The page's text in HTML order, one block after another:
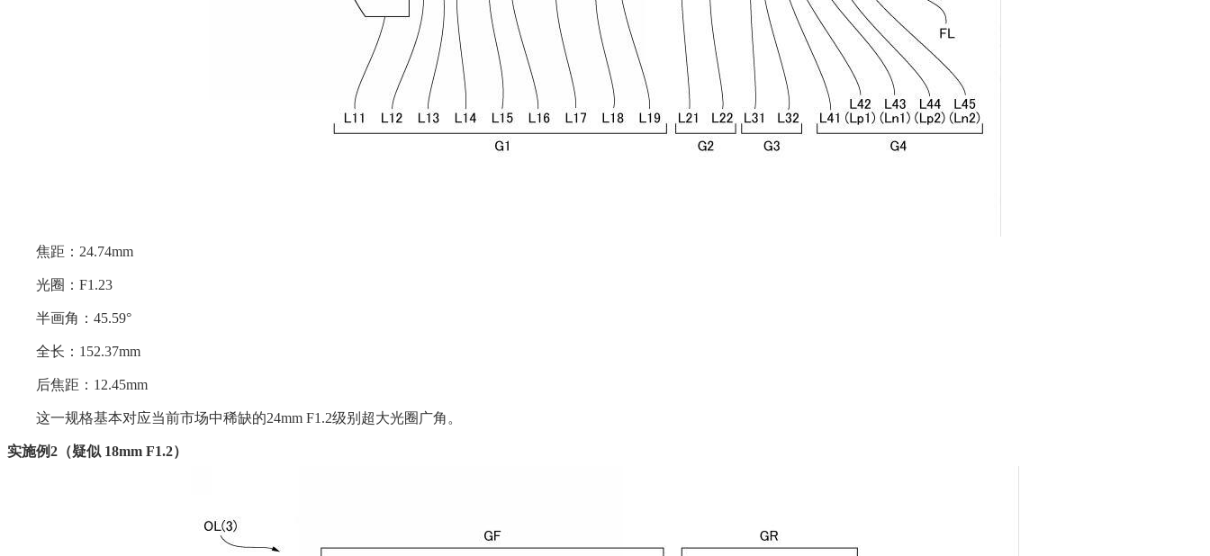
焦距：24.74mm
光圈：F1.23
半画角：45.59°
全长：152.37mm
后焦距：12.45mm
这一规格基本对应当前市场中稀缺的24mm F1.2级别超大光圈广角。
实施例2（疑似 18mm F1.2）